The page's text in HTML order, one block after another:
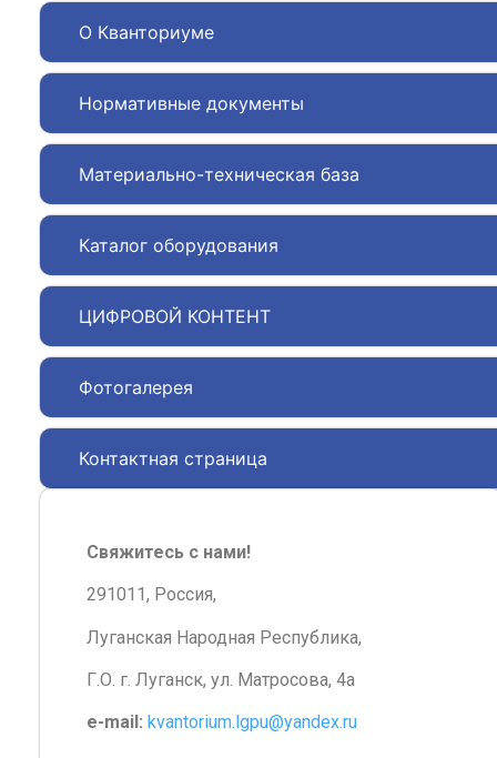
О Кванториуме
Нормативные документы
Материально-техническая база
Каталог оборудования
ЦИФРОВОЙ КОНТЕНТ
Фотогалерея
Контактная страница
Свяжитесь с нами!
291011, Россия,
Луганская Народная Республика,
Г.О. г. Луганск, ул. Матросова, 4а
e-mail: kvantorium.lgpu@yandex.ru